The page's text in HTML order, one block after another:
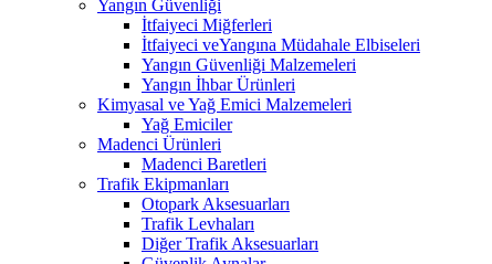
Yangın Güvenliği
İtfaiyeci Miğferleri
İtfaiyeci veYangına Müdahale Elbiseleri
Yangın Güvenliği Malzemeleri
Yangın İhbar Ürünleri
Kimyasal ve Yağ Emici Malzemeleri
Yağ Emiciler
Madenci Ürünleri
Madenci Baretleri
Trafik Ekipmanları
Otopark Aksesuarları
Trafik Levhaları
Diğer Trafik Aksesuarları